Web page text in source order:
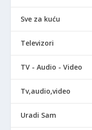
Sve za kuću
Televizori
TV - Audio - Video
Tv,audio,video
Uradi Sam